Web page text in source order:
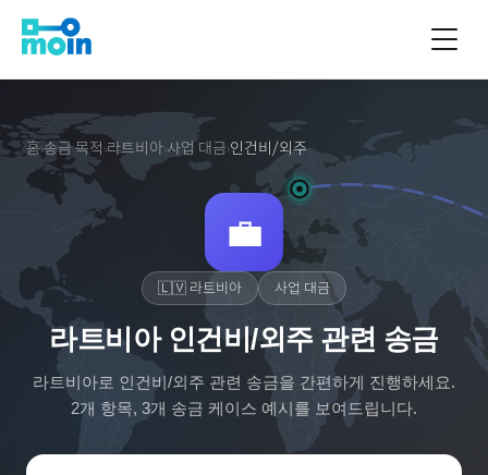
홈›송금 목적 ›라트비아›사업 대금›인건비/외주
💼
🇱🇻 라트비아 사업 대금
라트비아 인건비/외주 관련 송금
라트비아로 인건비/외주 관련 송금을 간편하게 진행하세요.
2개 항목, 3개 송금 케이스 예시를 보여드립니다.